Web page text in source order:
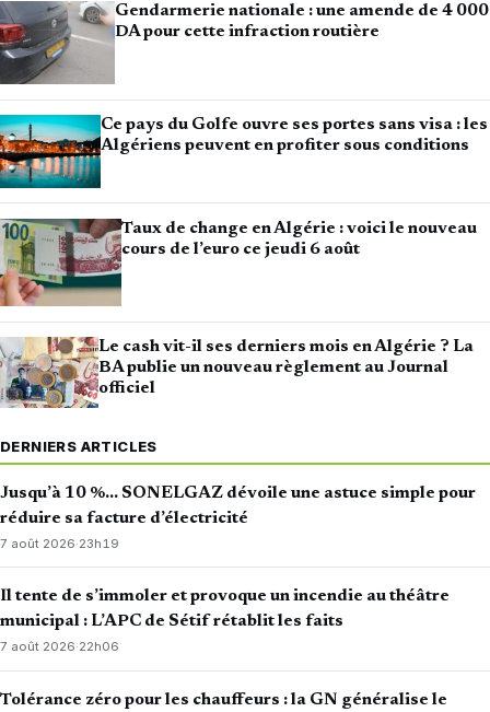
Gendarmerie nationale : une amende de 4 000
DA pour cette infraction routière
Ce pays du Golfe ouvre ses portes sans visa : les
Algériens peuvent en profiter sous conditions
Taux de change en Algérie : voici le nouveau
cours de l’euro ce jeudi 6 août
Le cash vit-il ses derniers mois en Algérie ? La
BA publie un nouveau règlement au Journal
officiel
DERNIERS ARTICLES
Jusqu’à 10 %… SONELGAZ dévoile une astuce simple pour
réduire sa facture d’électricité
7 août 2026·23h19
Il tente de s’immoler et provoque un incendie au théâtre
municipal : L’APC de Sétif rétablit les faits
7 août 2026·22h06
Tolérance zéro pour les chauffeurs : la GN généralise le